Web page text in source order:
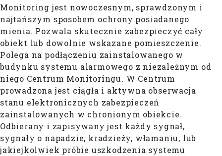
Monitoring jest nowoczesnym, sprawdzonym i
najtańszym sposobem ochrony posiadanego
mienia. Pozwala skutecznie zabezpieczyć cały
obiekt lub dowolnie wskazane pomieszczenie.
Polega na podłączeniu zainstalowanego w
budynku systemu alarmowego z niezależnym od
niego Centrum Monitoringu. W Centrum
prowadzona jest ciągła i aktywna obserwacja
stanu elektronicznych zabezpieczeń
zainstalowanych w chronionym obiekcie.
Odbierany i zapisywany jest każdy sygnał,
sygnały o napadzie, kradzieży, włamaniu, lub
jakiejkolwiek próbie uszkodzenia systemu